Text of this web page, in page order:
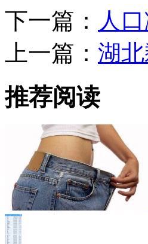
下一篇： 人
上一篇： 湖
推荐阅读